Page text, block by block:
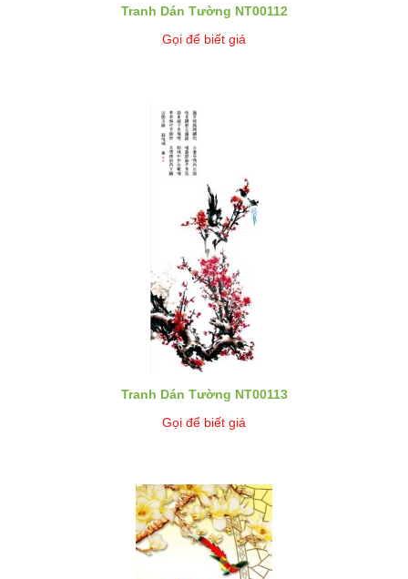
Tranh Dán Tường NT00112
Gọi để biết giá
Tranh Dán Tường NT00113
Gọi để biết giá